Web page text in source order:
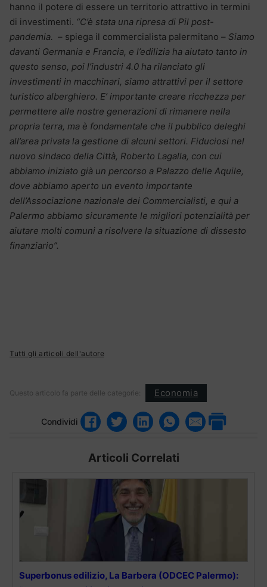
hanno il potere di essere un territorio attrattivo in termini
di investimenti. “C’è stata una ripresa di Pil post-
pandemia. – spiega il commercialista palermitano – Siamo
davanti Germania e Francia, e l’edilizia ha aiutato tanto in
questo senso, poi l’industri 4.0 ha rilanciato gli
investimenti in macchinari, siamo attrattivi per il settore
turistico alberghiero. E’ importante creare ricchezza per
permettere alle nostre generazioni di rimanere nella
propria terra, ma è fondamentale che il pubblico deleghi
all’area privata la gestione di alcuni settori. Fiduciosi nel
nuovo sindaco della Città, Roberto Lagalla, con cui
abbiamo iniziato già un percorso a Palazzo delle Aquile,
dove abbiamo aperto un evento importante
dell’Associazione nazionale dei Commercialisti, e qui a
Palermo abbiamo sicuramente le migliori potenzialità per
aiutare molti comuni a risolvere la situazione di dissesto
finanziario”.
Tutti gli articoli dell'autore
Questo articolo fa parte delle categorie: Economia
Condividi
Articoli Correlati
Superbonus edilizio, La Barbera (ODCEC Palermo):